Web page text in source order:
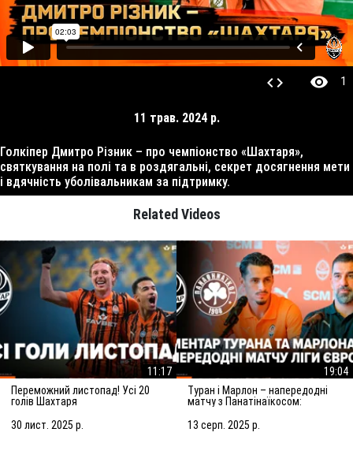
code visibility 1
11 трав. 2024 р.
Голкіпер Дмитро Різник – про чемпіонство «Шахтаря»,
святкування на полі та в роздягальні, секрет досягнення мети
і вдячність уболівальникам за підтримку.
Related Videos
11:17
Переможний листопад! Усі 20
голів Шахтаря
30 лист. 2025 р.
19:04
Туран і Марлон – напередодні
матчу з Панатінаїкосом:
досягнення мети
13 серп. 2025 р.